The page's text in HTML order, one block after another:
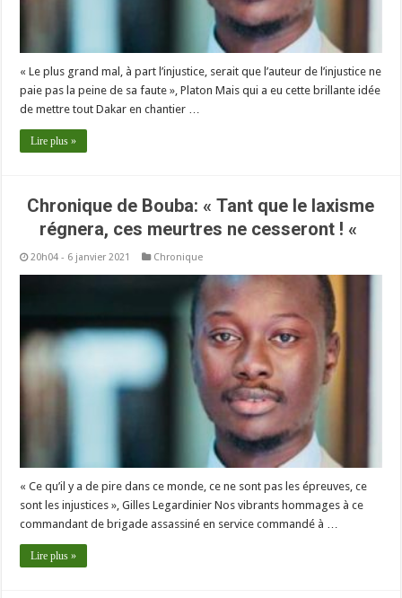
« Le plus grand mal, à part l’injustice, serait que l’auteur de l’injustice ne
paie pas la peine de sa faute », Platon Mais qui a eu cette brillante idée
de mettre tout Dakar en chantier …
Lire plus »
Chronique de Bouba: « Tant que le laxisme
régnera, ces meurtres ne cesseront ! «
20h04 - 6 janvier 2021 Chronique
« Ce qu’il y a de pire dans ce monde, ce ne sont pas les épreuves, ce
sont les injustices », Gilles Legardinier Nos vibrants hommages à ce
commandant de brigade assassiné en service commandé à …
Lire plus »